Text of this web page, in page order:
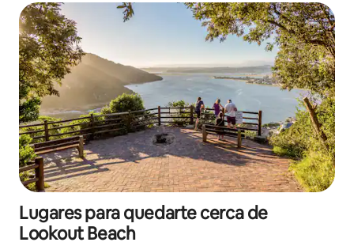
Lugares para quedarte cerca de
Lookout Beach